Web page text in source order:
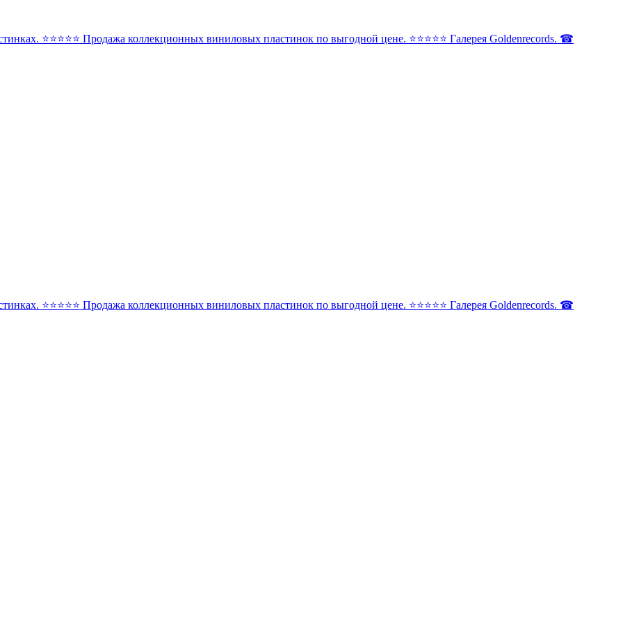
⭐️⭐️⭐️⭐️⭐️ Продажа коллекционных виниловых пластинок по выгодной цене. ⭐️⭐️⭐️⭐️⭐️ Галерея Goldenrecords. ☎
⭐️⭐️⭐️⭐️⭐️ Продажа коллекционных виниловых пластинок по выгодной цене. ⭐️⭐️⭐️⭐️⭐️ Галерея Goldenrecords. ☎